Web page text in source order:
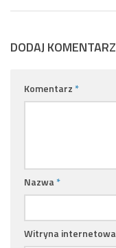
DODAJ KOMENTARZ
Komentarz *
Nazwa *
Witryna internetowa